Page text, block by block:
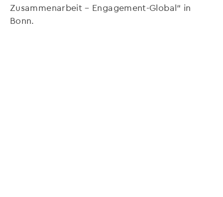
Zusammenarbeit – Engagement-Global“ in
Bonn.